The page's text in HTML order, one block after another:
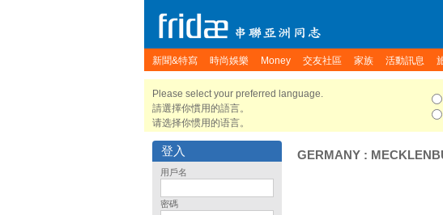
新聞&特寫 時尚娛樂 Money 交友社區 家族 活動訊息
Please select your preferred language.
請選擇你慣用的語言。
请选择你惯用的语言。
登入
用戶名
密碼
GERMANY :